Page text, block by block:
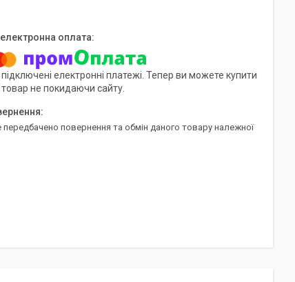
підключені електронні платежі. Тепер ви можете купити
не покидаючи сайту.